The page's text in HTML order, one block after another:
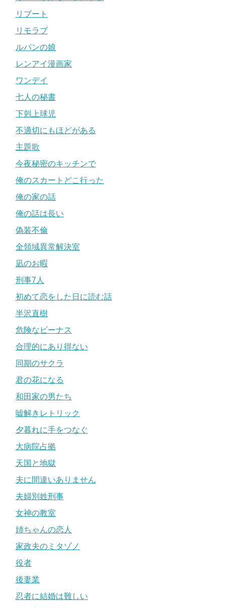
リブート
リモラブ
ルパンの娘
レンアイ漫画家
ワンデイ
七人の秘書
下剋上球児
不適切にもほどがある
主題歌
今夜秘密のキッチンで
俺のスカートどこ行った
俺の家の話
俺の話は長い
偽装不倫
全領域異常解決室
凪のお暇
刑事7人
初めて恋をした日に読む話
半沢直樹
危険なビーナス
合理的にあり得ない
同期のサクラ
君の花になる
和田家の男たち
嘘解きレトリック
夕暮れに手をつなぐ
大病院占拠
天国と地獄
夫に間違いありません
夫婦別姓刑事
女神の教室
姉ちゃんの恋人
家政夫のミタゾノ
役者
後妻業
忍者に結婚は難しい